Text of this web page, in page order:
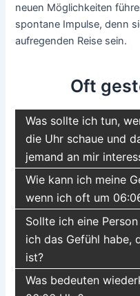
neuen Möglichkeiten
spontane Impulse, denn
aufregenden Reise sein.
Oft
Was sollte ich tun,
die Uhr schaue und
jemand an mir
Wie kann ich meine
wenn ich oft um
Sollte ich eine
ich das Gefühl habe,
ist?
Was bedeuten